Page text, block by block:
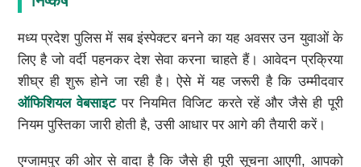
मध्य प्रदेश पुलिस में सब इंस्पेक्टर बनने का यह अवसर उन युवाओं के
लिए है जो वर्दी पहनकर देश सेवा करना चाहते हैं। आवेदन प्रक्रिया
शीघ्र ही शुरू होने जा रही है। ऐसे में यह जरूरी है कि उम्मीदवार
ऑफिशियल वेबसाइटपर नियमित विजिट करते रहें और जैसे ही पूरी
नियम पुस्तिका जारी होती है, उसी आधार पर आगे की तैयारी करें।
एग्जामपुर की ओर से वादा है कि जैसे ही पूरी सूचना आएगी, आपको